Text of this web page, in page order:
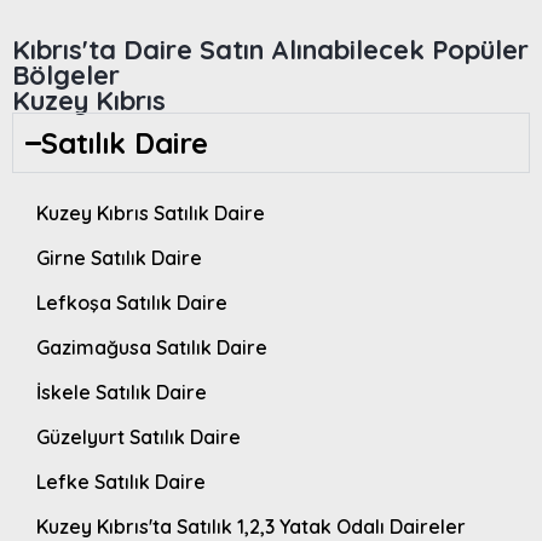
Kıbrıs'ta Daire Satın Alınabilecek Popüler
Bölgeler
Kuzey Kıbrıs
Satılık Daire
Kuzey Kıbrıs Satılık Daire
Girne Satılık Daire
Lefkoşa Satılık Daire
Gazimağusa Satılık Daire
İskele Satılık Daire
Güzelyurt Satılık Daire
Lefke Satılık Daire
Kuzey Kıbrıs'ta Satılık 1,2,3 Yatak Odalı Daireler